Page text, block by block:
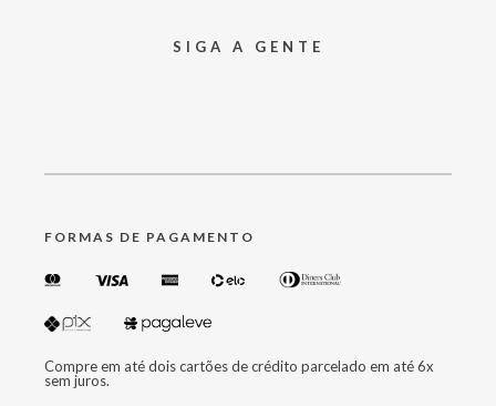
SIGA A GENTE
FORMAS DE PAGAMENTO
Compre em até dois cartões de crédito parcelado em até 6x
sem juros.